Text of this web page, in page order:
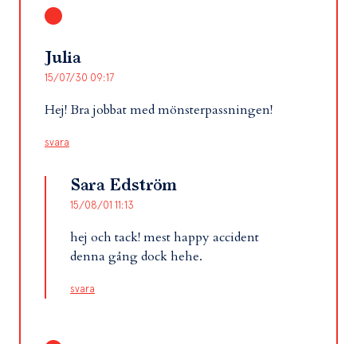
Julia
15/07/30 09:17
Hej! Bra jobbat med mönsterpassningen!
svara
Sara Edström
15/08/01 11:13
hej och tack! mest happy accident
denna gång dock hehe.
svara